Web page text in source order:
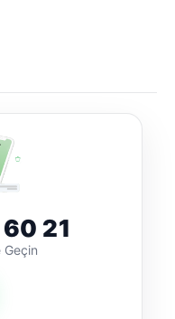
21
Geçin